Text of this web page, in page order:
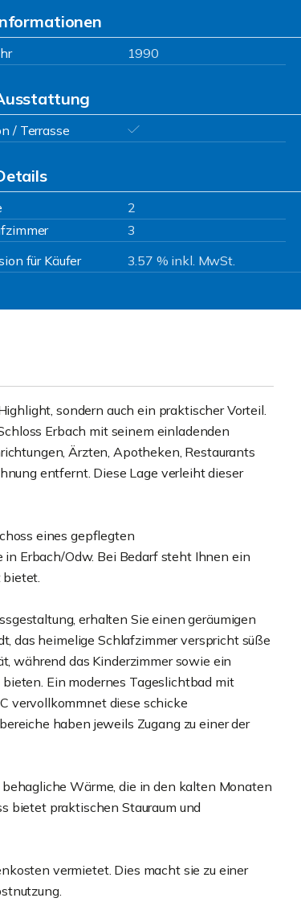
1990
/ Terrasse
2
3
für Käufer
3.57 % inkl. MwSt.
sondern auch ein praktischer Vorteil.
Erbach mit seinem einladenden
Ärzten, Apotheken, Restaurants
entfernt. Diese Lage verleiht dieser
eines gepflegten
Erbach/Odw. Bei Bedarf steht Ihnen ein
bietet.
erhalten Sie einen geräumigen
das heimelige Schlafzimmer verspricht süße
während das Kinderzimmer sowie ein
Ein modernes Tageslichtbad mit
vervollkommnet diese schicke
haben jeweils Zugang zu einer der
Wärme, die in den kalten Monaten
bietet praktischen Stauraum und
vermietet. Dies macht sie zu einer